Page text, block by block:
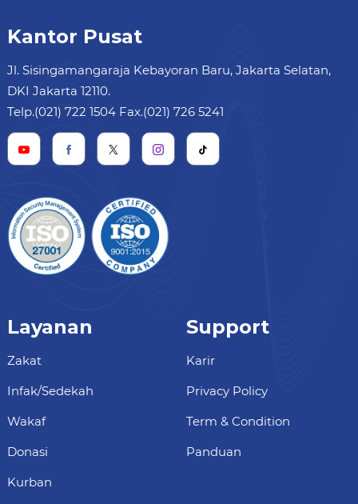
Kantor Pusat
Jl. Sisingamangaraja Kebayoran Baru, Jakarta Selatan,
DKI Jakarta 12110.
Telp.(021) 722 1504 Fax.(021) 726 5241
Layanan
Zakat
Infak/Sedekah
Wakaf
Donasi
Kurban
Support
Karir
Privacy Policy
Term & Condition
Panduan